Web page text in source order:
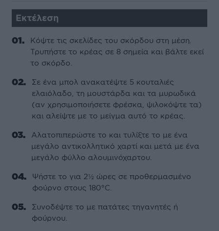
Εκτέλεση
Κόψτε τις σκελίδες του σκόρδου στη μέση.
Τρυπήστε το κρέας σε 8 σημεία και βάλτε εκεί
το σκόρδο.
Σε ένα μπολ ανακατέψτε 5 κουταλιές
ελαιόλαδο, τη μουστάρδα και τα μυρωδικά
(αν χρησιμοποιήσετε φρέσκα, ψιλοκόψτε τα)
και αλείψτε με το μείγμα αυτό το κρέας.
Αλατοπιπερώστε το και τυλίξτε το με ένα
μεγάλο αντικολλητικό χαρτί και μετά με ένα
μεγάλο φύλλο αλουμινόχαρτου.
Ψήστε το για 2½ ώρες σε προθερμασμένο
φούρνο στους 180°C.
Συνοδέψτε το με πατάτες τηγανητές ή
φούρνου.